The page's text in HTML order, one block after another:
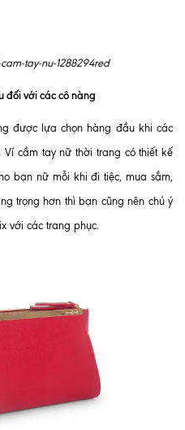
tay-nu-1288294red
đối với các cô nàng
được lựa chọn hàng đầu khi các
cầm tay nữ thời trang có thiết kế
bạn nữ mỗi khi đi tiệc, mua sắm,
trọng hơn thì bạn cũng nên chú ý
với các trang phục.